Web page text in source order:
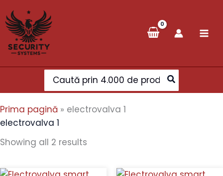
to
content
Search
for:
Prima pagină » electrovalva 1
electrovalva 1
Showing all 2 results